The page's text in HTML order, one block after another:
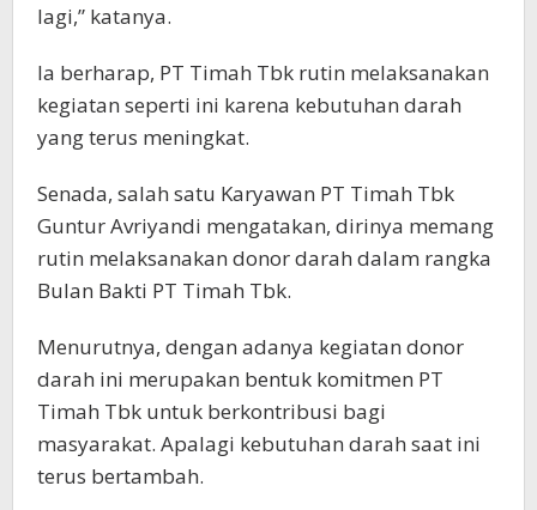
lagi,” katanya.
Ia berharap, PT Timah Tbk rutin melaksanakan
kegiatan seperti ini karena kebutuhan darah
yang terus meningkat.
Senada, salah satu Karyawan PT Timah Tbk
Guntur Avriyandi mengatakan, dirinya memang
rutin melaksanakan donor darah dalam rangka
Bulan Bakti PT Timah Tbk.
Menurutnya, dengan adanya kegiatan donor
darah ini merupakan bentuk komitmen PT
Timah Tbk untuk berkontribusi bagi
masyarakat. Apalagi kebutuhan darah saat ini
terus bertambah.